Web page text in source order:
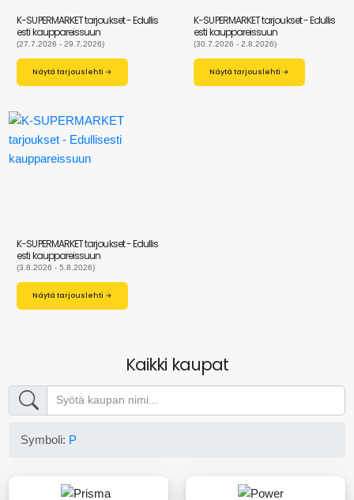
K-SUPERMARKET tarjoukset - Edullis
esti kauppareissuun
(27.7.2026 - 29.7.2026)
Näytä tarjouslehti →
K-SUPERMARKET tarjoukset - Edullis
esti kauppareissuun
(30.7.2026 - 2.8.2026)
Näytä tarjouslehti →
K-SUPERMARKET tarjoukset - Edullis
esti kauppareissuun
(3.8.2026 - 5.8.2026)
Näytä tarjouslehti →
Kaikki kaupat
Symboli: P